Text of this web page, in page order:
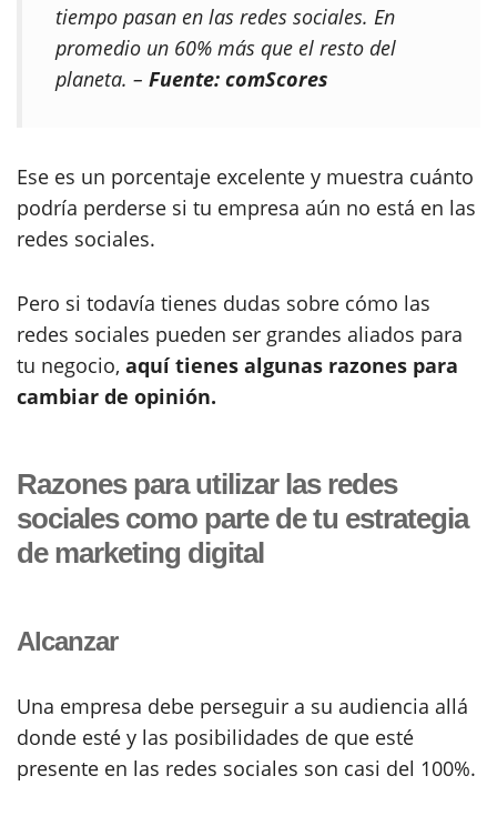
tiempo pasan en las redes sociales. En
promedio un 60% más que el resto del
planeta. – Fuente: comScores
Ese es un porcentaje excelente y muestra cuánto
podría perderse si tu empresa aún no está en las
redes sociales.
Pero si todavía tienes dudas sobre cómo las
redes sociales pueden ser grandes aliados para
tu negocio, aquí tienes algunas razones para
cambiar de opinión.
Razones para utilizar las redes
sociales como parte de tu estrategia
de marketing digital
Alcanzar
Una empresa debe perseguir a su audiencia allá
donde esté y las posibilidades de que esté
presente en las redes sociales son casi del 100%.